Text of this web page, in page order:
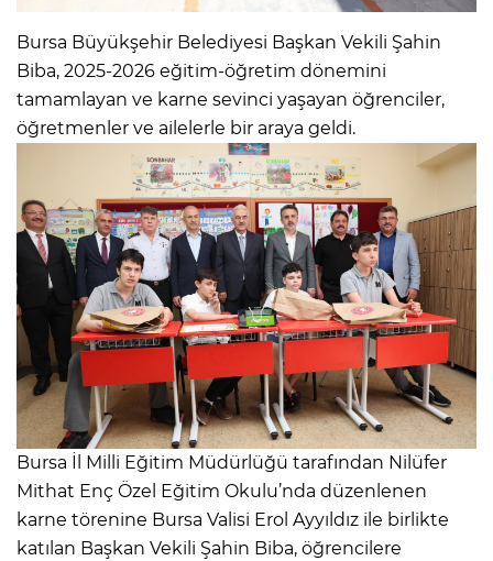
Bursa Büyükşehir Belediyesi Başkan Vekili Şahin
Biba, 2025-2026 eğitim-öğretim dönemini
tamamlayan ve karne sevinci yaşayan öğrenciler,
öğretmenler ve ailelerle bir araya geldi.
Bursa İl Milli Eğitim Müdürlüğü tarafından Nilüfer
Mithat Enç Özel Eğitim Okulu’nda düzenlenen
karne törenine Bursa Valisi Erol Ayyıldız ile birlikte
katılan Başkan Vekili Şahin Biba, öğrencilere